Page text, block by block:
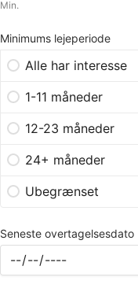
Min.
Minimums lejeperiode
Alle har interesse
1-11 måneder
12-23 måneder
24+ måneder
Ubegrænset
Seneste overtagelsesdato